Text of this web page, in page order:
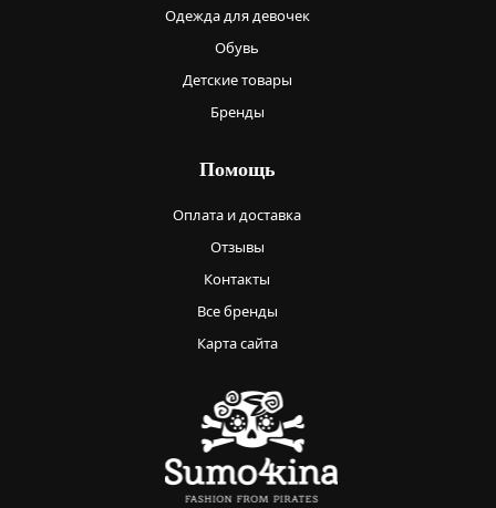
Одежда для девочек
Обувь
Детские товары
Бренды
Помощь
Оплата и доставка
Отзывы
Контакты
Все бренды
Карта сайта